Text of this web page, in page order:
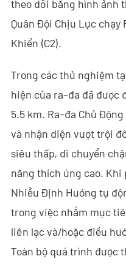
- - - ND-BC011 Camera
- - Máy Dò RF Anti-Drone
- - - ND-BR016 Máy Dò RF
- - - ND-BR019 Máy Dò RF
- - Hệ Thống Giả Mạo GPS
- - - ND-BG002 Thiết Bị Gây
- Hệ Thống Ra-đa Nhìn
- - ND-SV003 Hệ Thống Ra-
- - ND-SV004 Hệ Thống Ra-
theo dõi bằng hình ảnh
Quân Đội Chịu Lực chạy
Khiển (C2).
Trong các thử nghiệm
hiện của ra-đa đã được
5.5 km. Ra-đa Chủ
và nhận diện vượt trội
siêu thấp, di chuyển
năng thích ứng cao. Khi
Nhiễu Định Hướng tự
trong việc nhắm mục
liên lạc và/hoặc điều
Toàn bộ quá trình được